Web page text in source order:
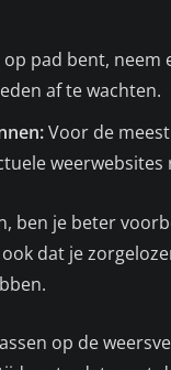
op pad bent, neem
af te wachten.
Voor de
weerwebsites
ben je beter
dat je
op de